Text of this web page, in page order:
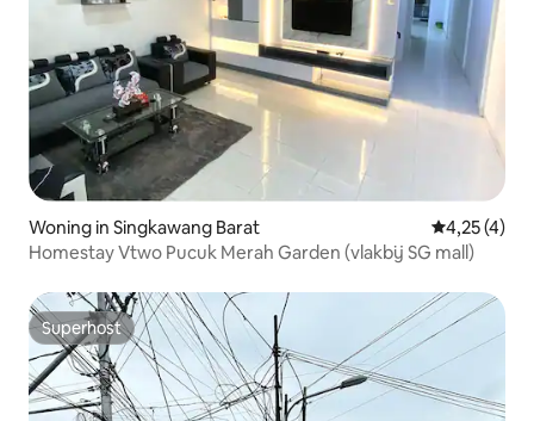
Woning in Singkawang Barat
4,25 (4)
Homestay Vtwo Pucuk Merah Garden (vlakbij SG mall)
Superhost
Superhost